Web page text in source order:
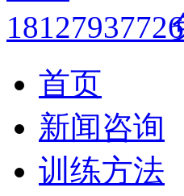
首页
新闻咨询
训练方法